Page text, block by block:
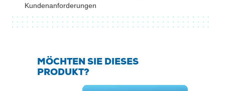
Kundenanforderungen
MÖCHTEN SIE DIESES
PRODUKT?